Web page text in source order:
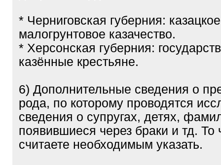
* Черниговская губерния:
малогрунтовое казачество.
* Херсонская губерния:
казённые крестьяне.
6) Дополнительные сведения о
рода, по которому проводятся
сведения о супругах, детях,
появившиеся через браки и тд. То
считаете необходимым указать.